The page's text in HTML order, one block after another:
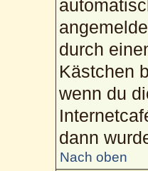
durch
Kästchen
wenn du
dann
Nach oben